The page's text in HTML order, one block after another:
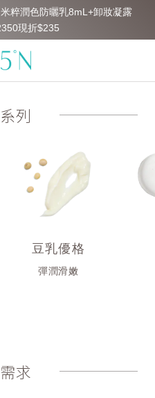
列
豆乳優格
彈潤滑嫩
求
粹潤色防曬乳8mL+卸妝凝露
現折$235